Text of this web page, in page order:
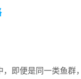
，即便是同一类鱼群